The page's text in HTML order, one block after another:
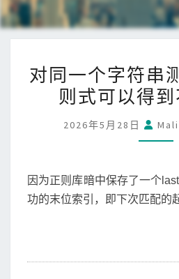
同
一
串
测
个
对同一个字符串
则式可以得
2026年5月28日
因为正则库暗中保存了一个
功的末位索引，即下次匹配的